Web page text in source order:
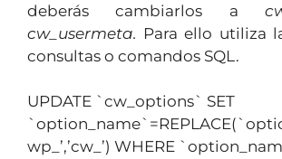
deberás cambiarlos a
cw_usermeta. Para ello utiliza
consultas o comandos SQL.
UPDATE `cw_options` SET
wp_’,’cw_’) WHERE